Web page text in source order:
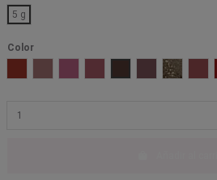
5 g
Color
Hot TahitiInstigator